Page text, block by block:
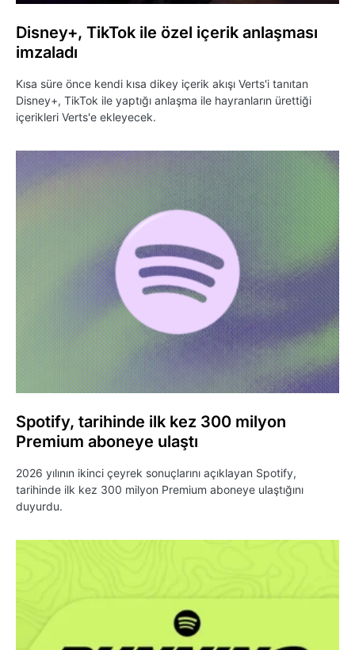
Disney+, TikTok ile özel içerik anlaşması
imzaladı
Kısa süre önce kendi kısa dikey içerik akışı Verts'i tanıtan
Disney+, TikTok ile yaptığı anlaşma ile hayranların ürettiği
içerikleri Verts'e ekleyecek.
Spotify, tarihinde ilk kez 300 milyon
Premium aboneye ulaştı
2026 yılının ikinci çeyrek sonuçlarını açıklayan Spotify,
tarihinde ilk kez 300 milyon Premium aboneye ulaştığını
duyurdu.